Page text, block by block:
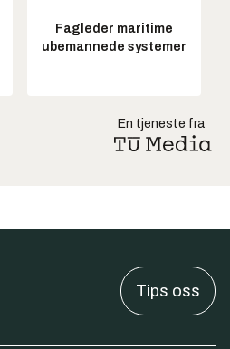
Fagleder maritime
ubemannede systemer
En tjeneste fra
Tips oss